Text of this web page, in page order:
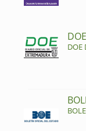
DOE